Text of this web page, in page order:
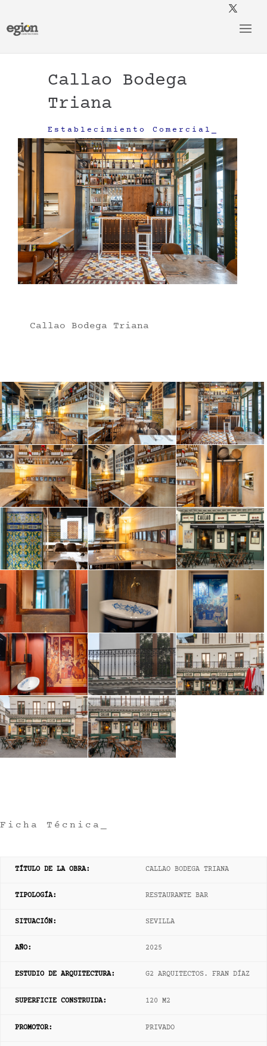
Callao Bodega
Triana
Establecimiento Comercial_
Callao Bodega Triana
Ficha Técnica_
TÍTULO DE LA OBRA: CALLAO BODEGA TRIANA
TIPOLOGÍA: RESTAURANTE BAR
SITUACIÓN: SEVILLA
AÑO: 2025
ESTUDIO DE ARQUITECTURA: G2 ARQUITECTOS. FRAN DÍAZ
SUPERFICIE CONSTRUIDA: 120 M2
PROMOTOR: PRIVADO